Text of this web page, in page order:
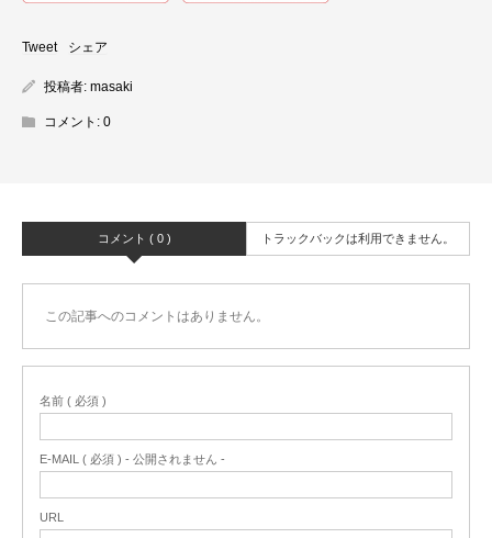
Tweet シェア
投稿者: masaki
コメント: 0
コメント ( 0 ) トラックバックは利用できません。
この記事へのコメントはありません。
名前 ( 必須 )
E-MAIL ( 必須 ) - 公開されません -
URL